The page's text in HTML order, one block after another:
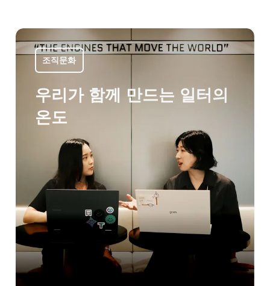
조직문화
우리가 함께 만드는 일터의
온도